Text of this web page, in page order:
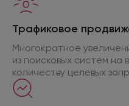
Трафиковое
Многократное
из поисковых систем на
количеству целевых